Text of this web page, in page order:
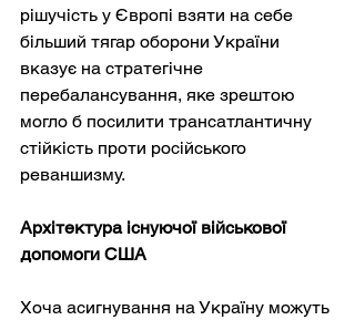
рішучість у Європі взяти на себе
більший тягар оборони України
вказує на стратегічне
перебалансування, яке зрештою
могло б посилити трансатлантичну
стійкість проти російського
реваншизму.
Архітектура існуючої військової
допомоги США
Хоча асигнування на Україну можуть